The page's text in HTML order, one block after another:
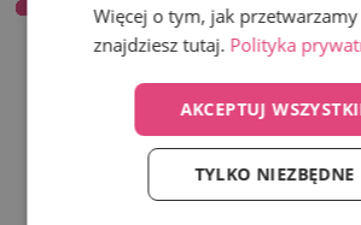
Wszystko w kategorii
Więcej o tym, jak
znajdziesz tutaj. Polityka
AKCEPTUJ
TYLKO NIEZBĘDNE